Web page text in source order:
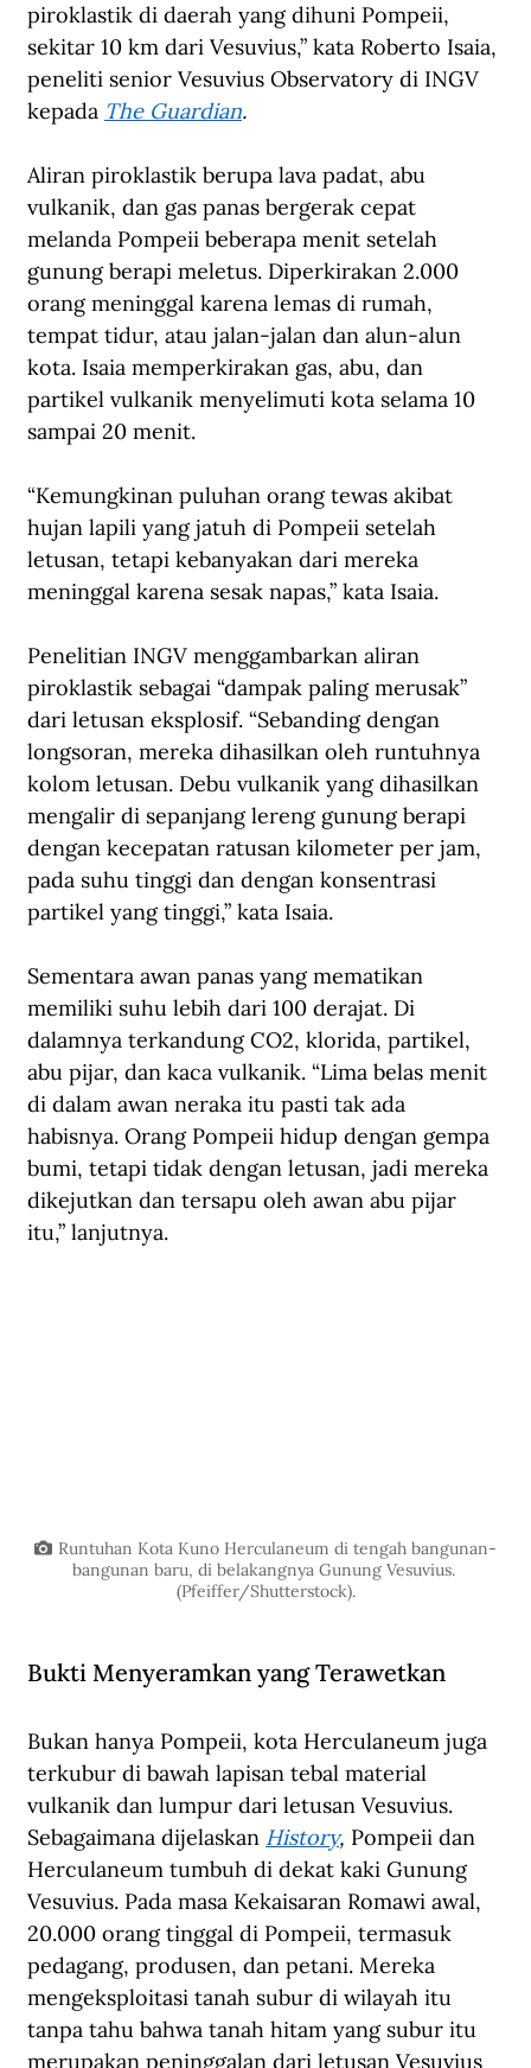
piroklastik di daerah yang dihuni Pompeii,
sekitar 10 km dari Vesuvius,” kata Roberto Isaia,
peneliti senior Vesuvius Observatory di INGV
kepada The Guardian.
Aliran piroklastik berupa lava padat, abu
vulkanik, dan gas panas bergerak cepat
melanda Pompeii beberapa menit setelah
gunung berapi meletus. Diperkirakan 2.000
orang meninggal karena lemas di rumah,
tempat tidur, atau jalan-jalan dan alun-alun
kota. Isaia memperkirakan gas, abu, dan
partikel vulkanik menyelimuti kota selama 10
sampai 20 menit.
“Kemungkinan puluhan orang tewas akibat
hujan lapili yang jatuh di Pompeii setelah
letusan, tetapi kebanyakan dari mereka
meninggal karena sesak napas,” kata Isaia.
Penelitian INGV menggambarkan aliran
piroklastik sebagai “dampak paling merusak”
dari letusan eksplosif. “Sebanding dengan
longsoran, mereka dihasilkan oleh runtuhnya
kolom letusan. Debu vulkanik yang dihasilkan
mengalir di sepanjang lereng gunung berapi
dengan kecepatan ratusan kilometer per jam,
pada suhu tinggi dan dengan konsentrasi
partikel yang tinggi,” kata Isaia.
Sementara awan panas yang mematikan
memiliki suhu lebih dari 100 derajat. Di
dalamnya terkandung CO2, klorida, partikel,
abu pijar, dan kaca vulkanik. “Lima belas menit
di dalam awan neraka itu pasti tak ada
habisnya. Orang Pompeii hidup dengan gempa
bumi, tetapi tidak dengan letusan, jadi mereka
dikejutkan dan tersapu oleh awan abu pijar
itu,” lanjutnya.
Runtuhan Kota Kuno Herculaneum di tengah bangunan-
bangunan baru, di belakangnya Gunung Vesuvius.
(Pfeiffer/Shutterstock).
Bukti Menyeramkan yang Terawetkan
Bukan hanya Pompeii, kota Herculaneum juga
terkubur di bawah lapisan tebal material
vulkanik dan lumpur dari letusan Vesuvius.
Sebagaimana dijelaskan History, Pompeii dan
Herculaneum tumbuh di dekat kaki Gunung
Vesuvius. Pada masa Kekaisaran Romawi awal,
20.000 orang tinggal di Pompeii, termasuk
pedagang, produsen, dan petani. Mereka
mengeksploitasi tanah subur di wilayah itu
tanpa tahu bahwa tanah hitam yang subur itu
merupakan peninggalan dari letusan Vesuvius